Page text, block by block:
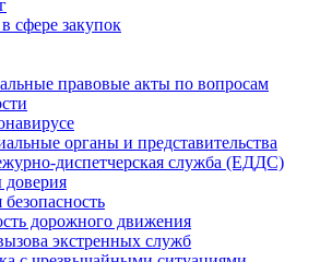
сфере закупок
правовые акты по вопросам
органы и представительства
диспетчерская служба (ЕДДС)
дорожного движения
экстренных служб